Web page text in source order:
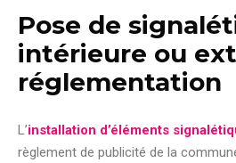
Pose de
intérieure ou
réglementation
L’installation d’éléments
règlement de publicité de la